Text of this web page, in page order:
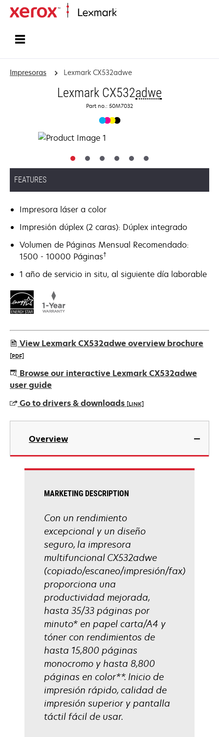
Impresoras Lexmark CX532adwe
Lexmark CX532adwe
Part no.: 50M7032
FEATURES
Impresora láser a color
Impresión dúplex (2 caras): Dúplex integrado
Volumen de Páginas Mensual Recomendado:
1500 - 10000 Páginas†
1 año de servicio in situ, al siguiente día laborable
View Lexmark CX532adwe overview brochure
[PDF]
opens
in
new
tab
Browse our interactive Lexmark CX532adwe
user guide
Go to drivers & downloads [LINK]
opens
new
Overview
MARKETING DESCRIPTION
Con un rendimiento
excepcional y un diseño
seguro, la impresora
multifuncional CX532adwe
(copiado/escaneo/impresión/fax)
proporciona una
productividad mejorada,
hasta 35/33 páginas por
minuto* en papel carta/A4 y
tóner con rendimientos de
hasta 15,800 páginas
monocromo y hasta 8,800
páginas en color**. Inicio de
impresión rápido, calidad de
impresión superior y pantalla
táctil fácil de usar.